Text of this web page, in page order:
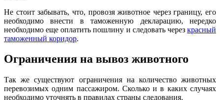
Не стоит забывать, что, провозя животное через границу, его
необходимо внести в таможенную декларацию, нередко
необходимо еще оплатить пошлину и следовать через красный
таможенный коридор.
Ограничения на вывоз животного
Так же существуют ограничения на количество животных
перевозимых одним пассажиром. Сколько и в каких случаях
необходимо уточнять в правилах страны следования.